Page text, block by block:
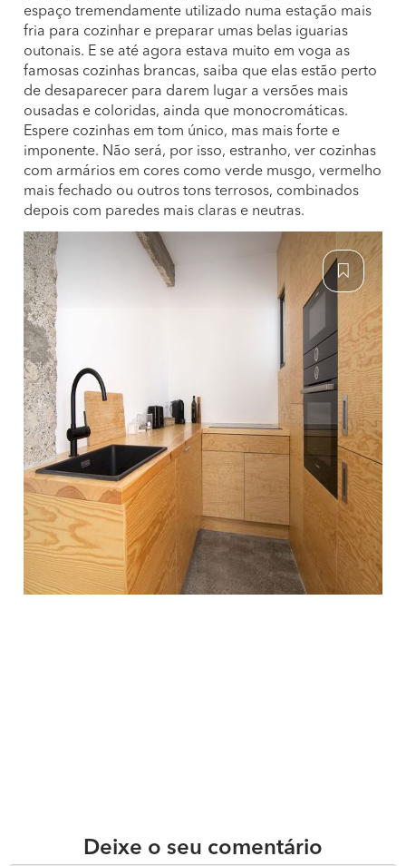
espaço tremendamente utilizado numa estação mais
fria para cozinhar e preparar umas belas iguarias
outonais. E se até agora estava muito em voga as
famosas cozinhas brancas, saiba que elas estão perto
de desaparecer para darem lugar a versões mais
ousadas e coloridas, ainda que monocromáticas.
Espere cozinhas em tom único, mas mais forte e
imponente. Não será, por isso, estranho, ver cozinhas
com armários em cores como verde musgo, vermelho
mais fechado ou outros tons terrosos, combinados
depois com paredes mais claras e neutras.
Deixe o seu comentário